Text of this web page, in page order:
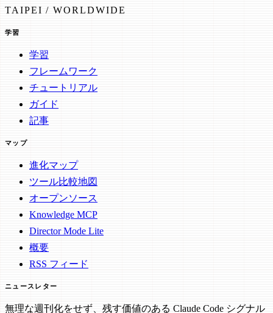
TAIPEI / WORLDWIDE
学習
学習
フレームワーク
チュートリアル
ガイド
記事
マップ
進化マップ
ツール比較地図
オープンソース
Knowledge MCP
Director Mode Lite
概要
RSS フィード
ニュースレター
無理な週刊化をせず、残す価値のある Claude Code シグナル